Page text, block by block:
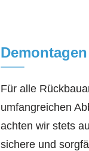
Für alle
umfangreichen
achten wir stets
sichere und